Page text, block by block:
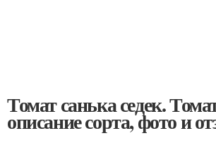
Томат санька седек.
описание сорта, фото и